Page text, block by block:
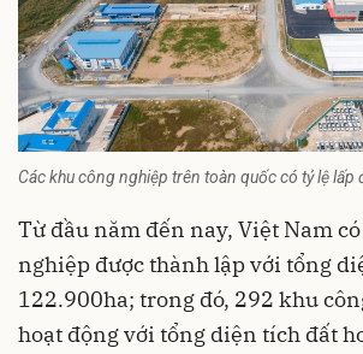
Các khu công nghiệp trên toàn quốc có tỷ lệ lấp
Từ đầu năm đến nay, Việt Nam
nghiệp được thành lập với tổng
122.900ha; trong đó, 292 khu
hoạt động với tổng diện tích đất